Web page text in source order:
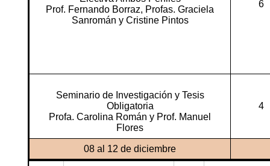
Prof. Fernando Borraz, Profas. Graciela
Sanromán y Cristine Pintos
6
Seminario de Investigación y Tesis
Obligatoria
Profa. Carolina Román y Prof. Manuel
Flores
4
08 al 12 de diciembre